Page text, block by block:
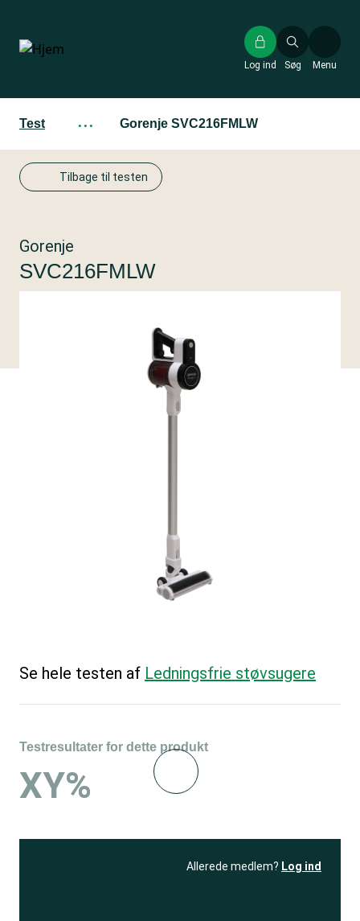
hovedindhold
Søg
Log ind Menu
Test ··· Gorenje SVC216FMLW
Tilbage til testen
Gorenje
SVC216FMLW
Se hele testen af Ledningsfrie støvsugere
Testresultater for dette produkt
XY%
Allerede medlem? Log ind